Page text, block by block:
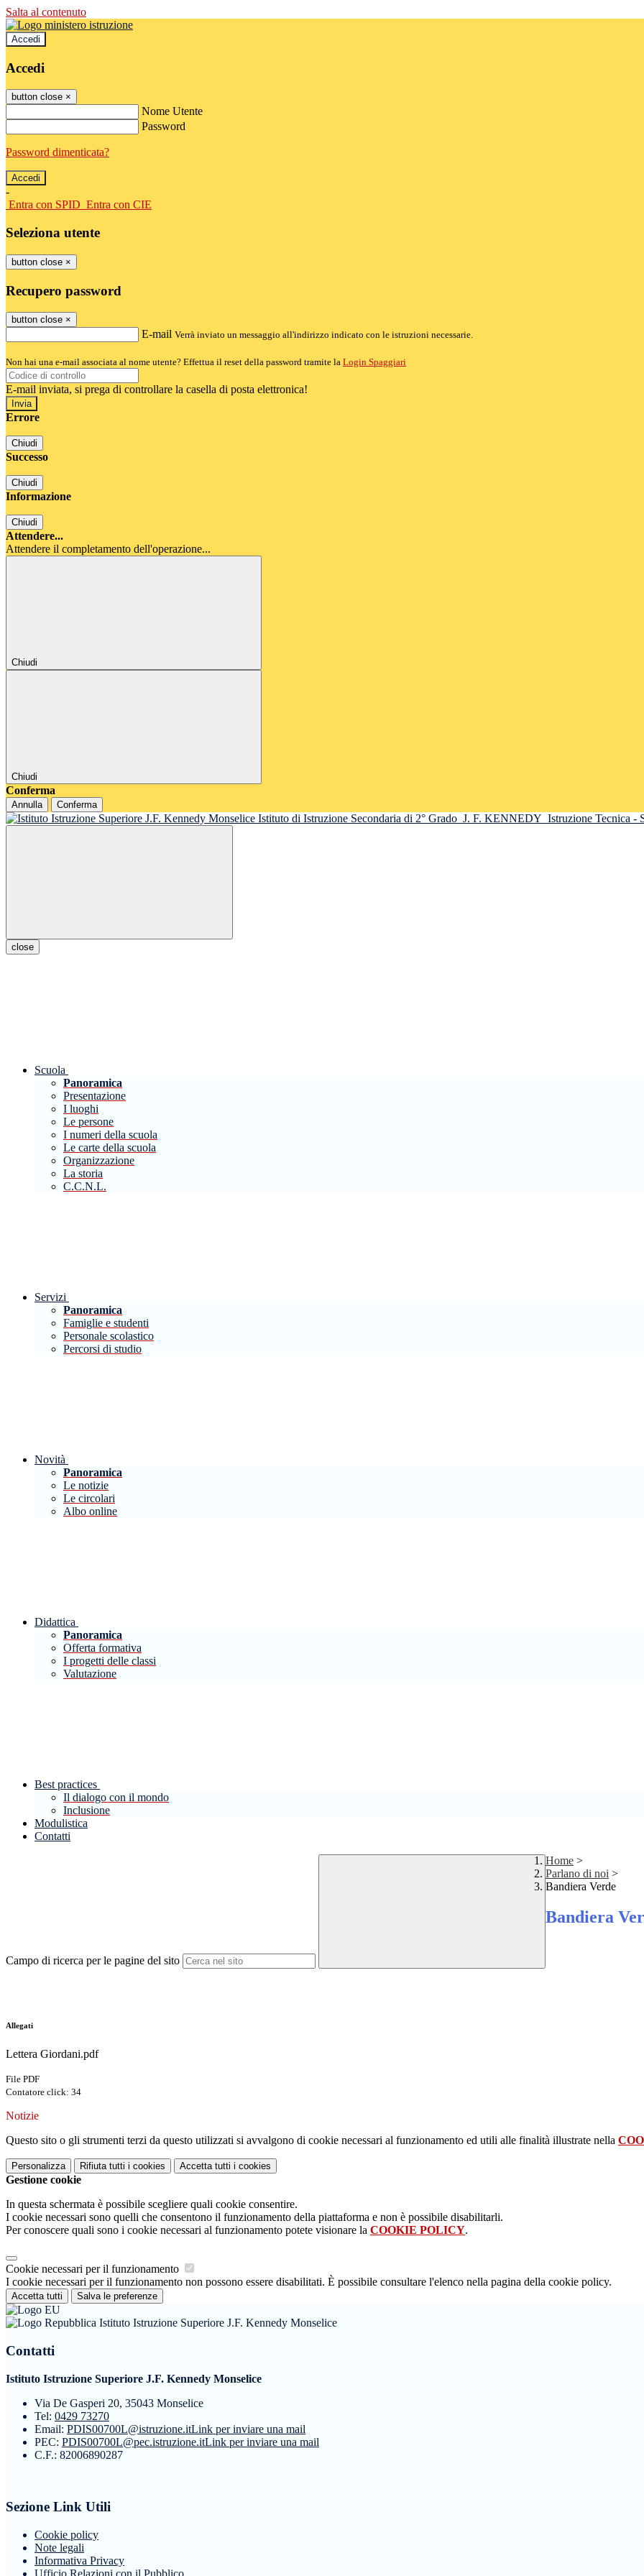
Salta al contenuto
Accedi
Accedi
button close ×
Nome Utente
Password
Password dimenticata?
-
Entra con SPID Entra con CIE
Seleziona utente
button close ×
Recupero password
button close ×
E-mail Verrà inviato un messaggio all'indirizzo indicato con le istruzioni necessarie.
Non hai una e-mail associata al nome utente? Effettua il reset della password tramite la Login Spaggiari
E-mail inviata, si prega di controllare la casella di posta elettronica!
Errore
Chiudi
Successo
Chiudi
Informazione
Chiudi
Attendere...
Attendere il completamento dell'operazione...
Chiudi
Chiudi
Conferma
Annulla Conferma
Istituto di Istruzione Secondaria di 2° Grado J. F. KENNEDY Istruzione Tecnica -
close
Scuola
Panoramica
Presentazione
I luoghi
Le persone
I numeri della scuola
Le carte della scuola
Organizzazione
La storia
C.C.N.L.
Servizi
Panoramica
Famiglie e studenti
Personale scolastico
Percorsi di studio
Novità
Panoramica
Le notizie
Le circolari
Albo online
Didattica
Panoramica
Offerta formativa
I progetti delle classi
Valutazione
Best practices
Il dialogo con il mondo
Inclusione
Modulistica
Contatti
Campo di ricerca per le pagine del sito
Home >
Parlano di noi >
Bandiera Verde
Bandiera
Allegati
Lettera Giordani.pdf
File PDF
Contatore click: 34
Notizie
Questo sito o gli strumenti terzi da questo utilizzati si avvalgono di cookie necessari al funzionamento ed utili alle finalità illustrate nella
Personalizza Rifiuta tutti i cookies Accetta tutti i cookies
Gestione cookie
In questa schermata è possibile scegliere quali cookie consentire.
I cookie necessari sono quelli che consentono il funzionamento della piattaforma e non è possibile disabilitarli.
Per conoscere quali sono i cookie necessari al funzionamento potete visionare la COOKIE POLICY.
Cookie necessari per il funzionamento
I cookie necessari per il funzionamento non possono essere disabilitati. È possibile consultare l'elenco nella pagina della cookie policy.
Accetta tutti Salva le preferenze
Istituto Istruzione Superiore J.F. Kennedy Monselice
Contatti
Istituto Istruzione Superiore J.F. Kennedy Monselice
Via De Gasperi 20, 35043 Monselice
Tel: 0429 73270
Email: PDIS00700L@istruzione.itLink per inviare una mail
PEC: PDIS00700L@pec.istruzione.itLink per inviare una mail
C.F.: 82006890287
Sezione Link Utili
Cookie policy
Note legali
Informativa Privacy
Ufficio Relazioni con il Pubblico